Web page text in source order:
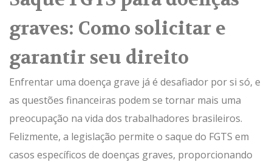
graves: Como solicitar e
garantir seu direito
Enfrentar uma doença grave já é desafiador por si só, e
as questões financeiras podem se tornar mais uma
preocupação na vida dos trabalhadores brasileiros.
Felizmente, a legislação permite o saque do FGTS em
casos específicos de doenças graves, proporcionando